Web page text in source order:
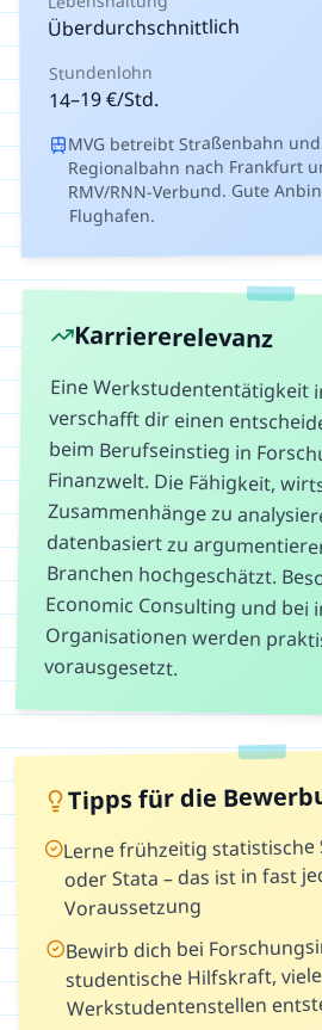
Überdurchschnittlich
Stundenlohn
14–19€/Std.
MVG betreibt Straßenbahn
Regionalbahn nach Frankfurt
RMV/RNN-Verbund. Gute
Flughafen.
Karriererelevanz
Eine Werkstudententätigkeit
verschafft dir einen
beim Berufseinstieg in
Finanzwelt. Die Fähigkeit,
Zusammenhänge zu
datenbasiert zu argumentieren,
Branchen hochgeschätzt.
Economic Consulting und bei
Organisationen werden praktische
vorausgesetzt.
Tipps für die
Lerne frühzeitig statistische
oder Stata – das ist in fast
Voraussetzung
Bewirb dich bei
studentische Hilfskraft, viele
Werkstudentenstellen